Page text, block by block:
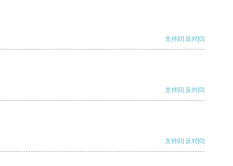
支持[0] 反对[0]
支持[0] 反对[0]
支持[0] 反对[0]